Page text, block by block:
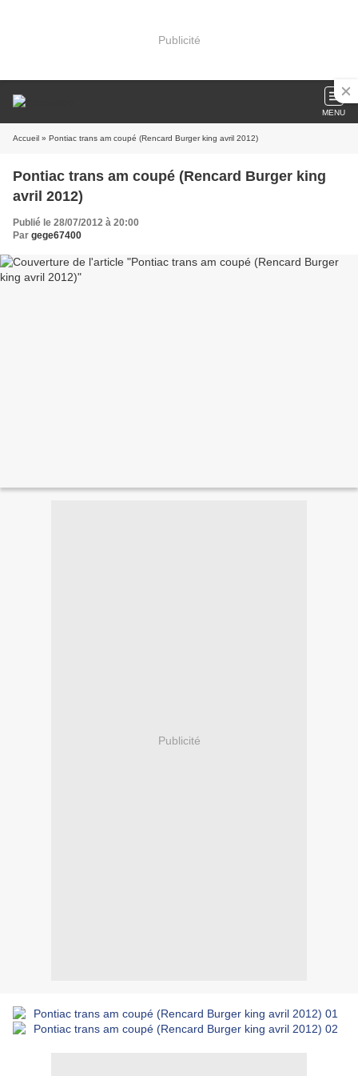
Publicité
MENU
Accueil » Pontiac trans am coupé (Rencard Burger king avril 2012)
Pontiac trans am coupé (Rencard Burger king
avril 2012)
Publié le 28/07/2012 à 20:00
Par gege67400
Publicité